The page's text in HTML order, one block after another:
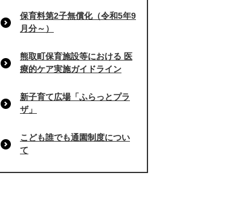
保育料第2子無償化（令和5年9
月分～）
熊取町保育施設等における 医
療的ケア実施ガイドライン
新子育て広場「ふらっとプラ
ザ」
こども誰でも通園制度につい
て